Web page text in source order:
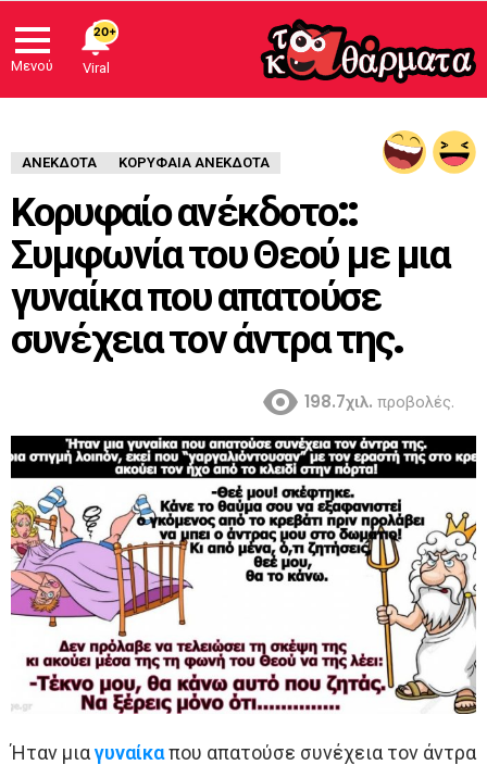
Μενού
ΑΝΈΚΔΟΤΑ ΚΟΡΥΦΑΙΑ ΑΝΕΚΔΟΤΑ
Κορυφαίο ανέκδοτο::
Συμφωνία του Θεού με μια
γυναίκα που απατούσε
συνέχεια τον άντρα της.
198.7χιλ. προβολές.
Ήταν μιαγυναίκαπου απατούσε συνέχεια τον άντρα
20+
Viral